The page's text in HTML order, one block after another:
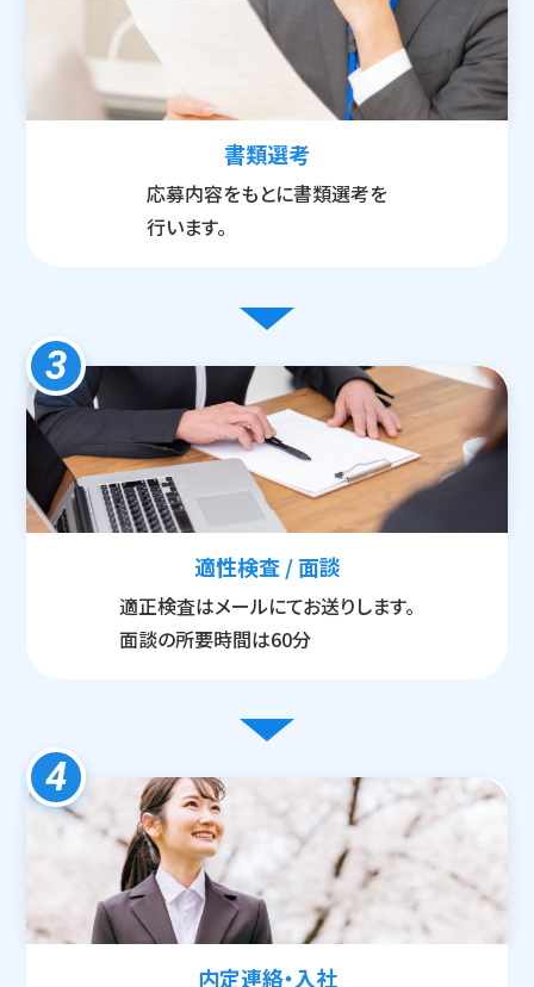
書類選考
応募内容をもとに書類選考を
行います。
3
適性検査 / 面談
適正検査はメールにてお送りします。
面談の所要時間は60分
4
内定連絡・入社